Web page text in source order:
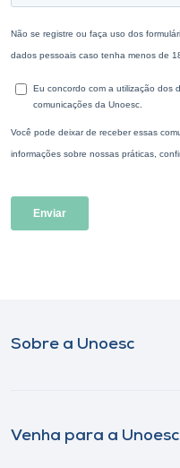
Sobre a Unoesc
Venha para a Unoesc